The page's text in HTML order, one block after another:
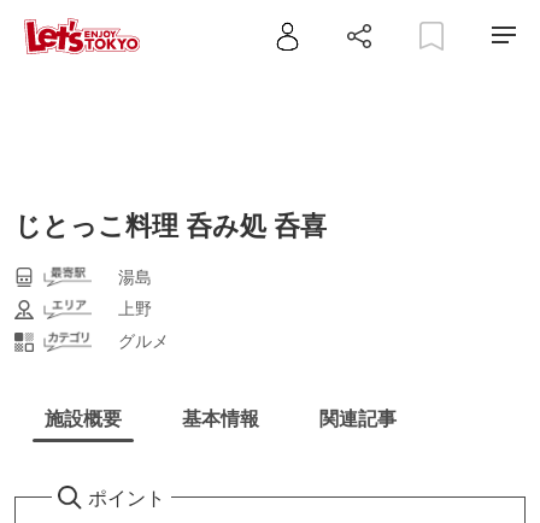
じとっこ料理 呑み処 呑喜
湯島
上野
グルメ
施設概要 基本情報 関連記事
ポイント